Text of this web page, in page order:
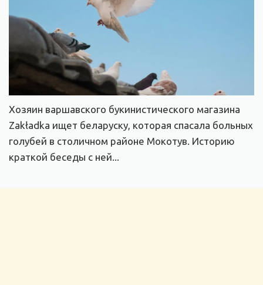
Хозяин варшавского букинистического магазина
Zakładka ищет беларуску, которая спасала больных
голубей в столичном районе Мокотув. Историю
краткой беседы с ней...